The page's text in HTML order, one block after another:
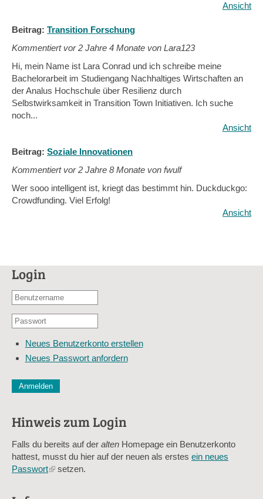
Ansicht
Beitrag: Transition Forschung
Kommentiert vor2 Jahre 4 Monate von Lara123
Hi, mein Name ist Lara Conrad und ich schreibe meine
Bachelorarbeit im Studiengang Nachhaltiges Wirtschaften an
der Analus Hochschule über Resilienz durch
Selbstwirksamkeit in Transition Town Initiativen. Ich suche
noch...
Ansicht
Beitrag: Soziale Innovationen
Kommentiert vor2 Jahre 8 Monate von fwulf
Wer sooo intelligent ist, kriegt das bestimmt hin. Duckduckgo:
Crowdfunding. Viel Erfolg!
Ansicht
Login
Benutzername
E-
Adresse
Passwort
Neues Benutzerkonto erstellen
Neues Passwort anfordern
Diese Sicherheitsfrage überprüft, ob Sie ein menschlicher
Sag mir nicht, wie viele Sternlein stehen
Hinweis zum Login
Falls du bereits auf der alten Homepage ein Benutzerkonto
hattest, musst du hier auf der neuen als erstes ein neues
Passwort(linksetzen.